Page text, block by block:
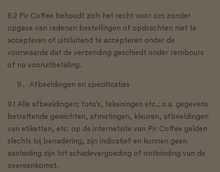
8.2 Pir Coffee behoudt zich het recht voor om zonder
opgave van redenen bestellingen of opdrachten niet te
accepteren of uitsluitend te accepteren onder de
voorwaarde dat de verzending geschiedt onder rembours
of na vooruitbetaling.
Afbeeldingen en specificaties
9.1 Alle afbeeldingen; foto’s, tekeningen etc.; o.a. gegevens
betreffende gewichten, afmetingen, kleuren, afbeeldingen
van etiketten, etc. op de internetsite van Pir Coffee gelden
slechts bij benadering, zijn indicatief en kunnen geen
aanleiding zijn tot schadevergoeding of ontbinding van de
overeenkomst.